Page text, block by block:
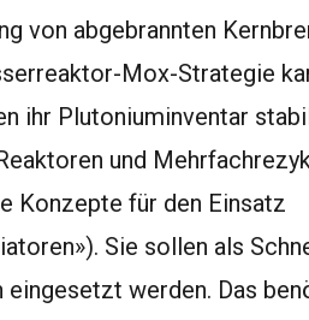
von abgebrannten
Mox-Strategie
ihr Plutoniuminventar
und
Konzepte für den Einsatz
Sie sollen als
eingesetzt werden. Das